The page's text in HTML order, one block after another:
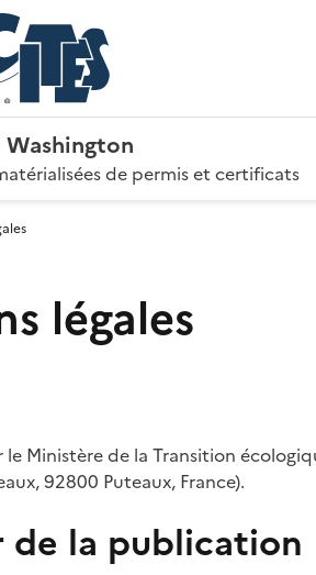
de permis et certificats
légales
Ministère de la Transition
92800 Puteaux, France).
de la publication